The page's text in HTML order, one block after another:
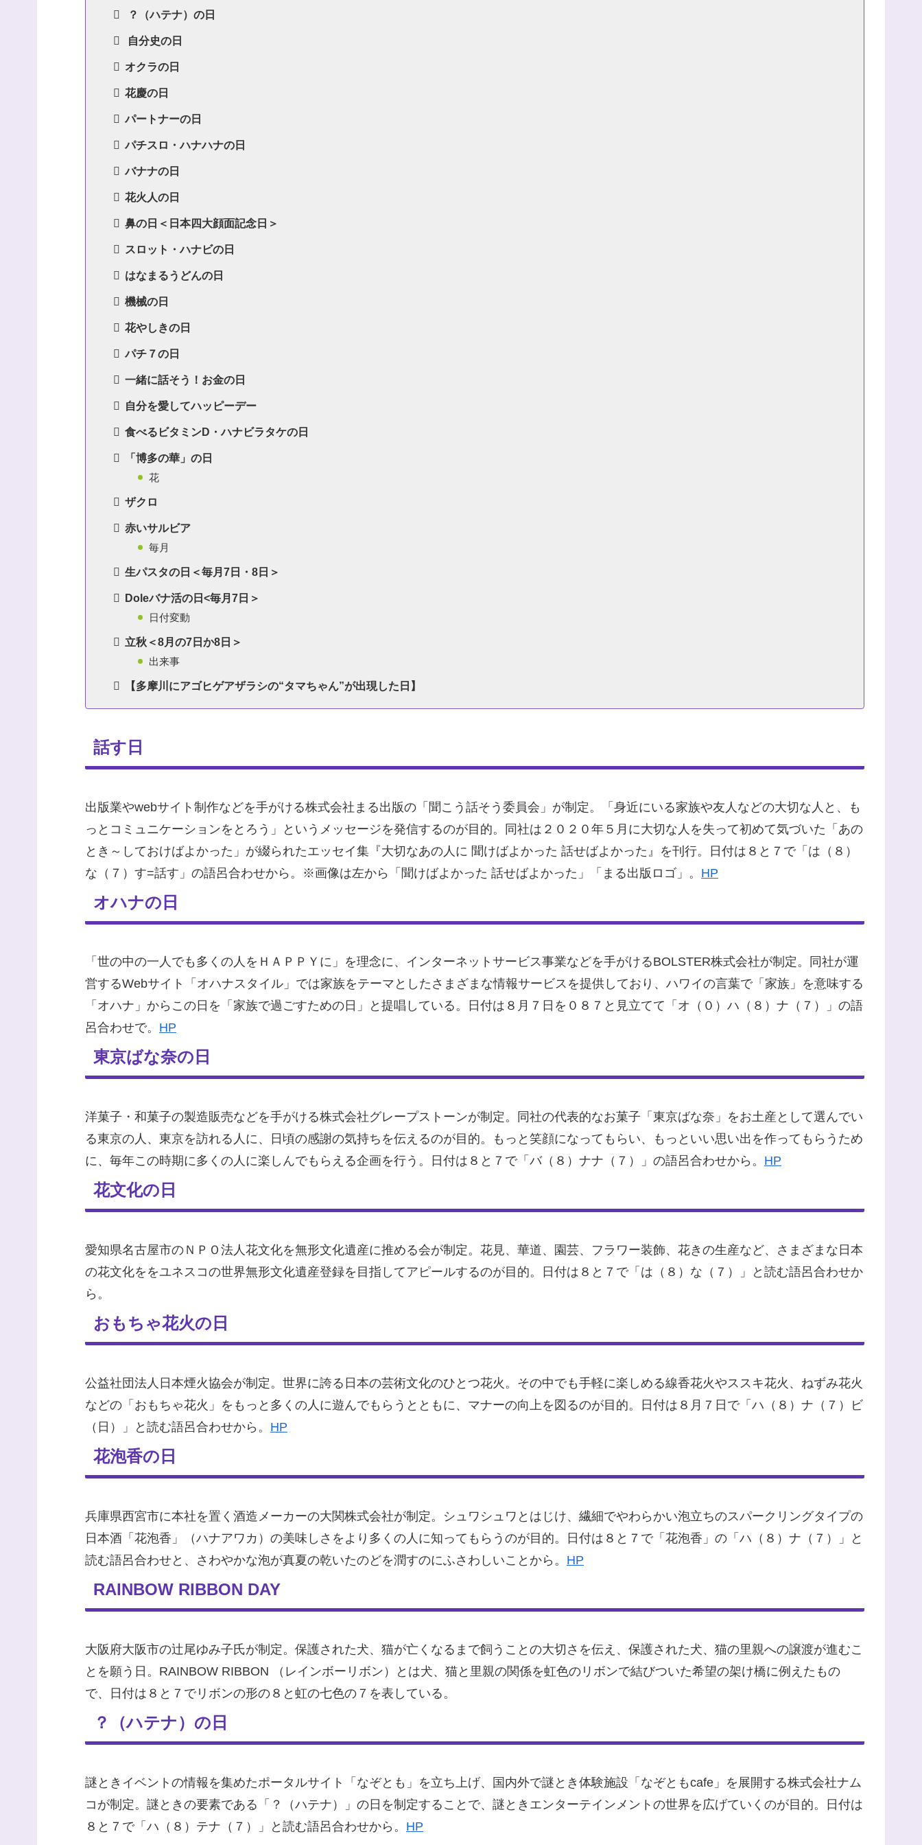
？（ハテナ）の日
自分史の日
オクラの日
花慶の日
パートナーの日
パチスロ・ハナハナの日
バナナの日
花火人の日
鼻の日＜日本四大顔面記念日＞
スロット・ハナビの日
はなまるうどんの日
機械の日
花やしきの日
パチ７の日
一緒に話そう！お金の日
自分を愛してハッピーデー
食べるビタミンD・ハナビラタケの日
「博多の華」の日
花
ザクロ
赤いサルビア
毎月
生パスタの日＜毎月7日・8日＞
Doleバナ活の日<毎月7日＞
日付変動
立秋＜8月の7日か8日＞
出来事
【多摩川にアゴヒゲアザラシの“タマちゃん”が出現した日】
話す日
出版業やwebサイト制作などを手がける株式会社まる出版の「聞こう話そう委員会」が制定。「身近にいる家族や友人などの大切な人と、も
っとコミュニケーションをとろう」というメッセージを発信するのが目的。同社は２０２０年５月に大切な人を失って初めて気づいた「あの
とき～しておけばよかった」が綴られたエッセイ集『大切なあの人に 聞けばよかった 話せばよかった』を刊行。日付は８と７で「は（８）
な（７）す=話す」の語呂合わせから。※画像は左から「聞けばよかった 話せばよかった」「まる出版ロゴ」。 HP
オハナの日
「世の中の一人でも多くの人をＨＡＰＰＹに」を理念に、インターネットサービス事業などを手がけるBOLSTER株式会社が制定。同社が運
営するWebサイト「オハナスタイル」では家族をテーマとしたさまざまな情報サービスを提供しており、ハワイの言葉で「家族」を意味する
「オハナ」からこの日を「家族で過ごすための日」と提唱している。日付は８月７日を０８７と見立てて「オ（０）ハ（８）ナ（７）」の語
呂合わせで。 HP
東京ばな奈の日
洋菓子・和菓子の製造販売などを手がける株式会社グレープストーンが制定。同社の代表的なお菓子「東京ばな奈」をお土産として選んでい
る東京の人、東京を訪れる人に、日頃の感謝の気持ちを伝えるのが目的。もっと笑顔になってもらい、もっといい思い出を作ってもらうため
に、毎年この時期に多くの人に楽しんでもらえる企画を行う。日付は８と７で「バ（８）ナナ（７）」の語呂合わせから。 HP
花文化の日
愛知県名古屋市のＮＰＯ法人花文化を無形文化遺産に推める会が制定。花見、華道、園芸、フラワー装飾、花きの生産など、さまざまな日本
の花文化ををユネスコの世界無形文化遺産登録を目指してアピールするのが目的。日付は８と７で「は（８）な（７）」と読む語呂合わせか
ら。
おもちゃ花火の日
公益社団法人日本煙火協会が制定。世界に誇る日本の芸術文化のひとつ花火。その中でも手軽に楽しめる線香花火やススキ花火、ねずみ花火
などの「おもちゃ花火」をもっと多くの人に遊んでもらうとともに、マナーの向上を図るのが目的。日付は８月７日で「ハ（８）ナ（７）ビ
（日）」と読む語呂合わせから。 HP
花泡香の日
兵庫県西宮市に本社を置く酒造メーカーの大関株式会社が制定。シュワシュワとはじけ、繊細でやわらかい泡立ちのスパークリングタイプの
日本酒「花泡香」（ハナアワカ）の美味しさをより多くの人に知ってもらうのが目的。日付は８と７で「花泡香」の「ハ（８）ナ（７）」と
読む語呂合わせと、さわやかな泡が真夏の乾いたのどを潤すのにふさわしいことから。 HP
RAINBOW RIBBON DAY
大阪府大阪市の辻尾ゆみ子氏が制定。保護された犬、猫が亡くなるまで飼うことの大切さを伝え、保護された犬、猫の里親への譲渡が進むこ
とを願う日。RAINBOW RIBBON （レインボーリボン）とは犬、猫と里親の関係を虹色のリボンで結びついた希望の架け橋に例えたもの
で、日付は８と７でリボンの形の８と虹の七色の７を表している。
？（ハテナ）の日
謎ときイベントの情報を集めたポータルサイト「なぞとも」を立ち上げ、国内外で謎とき体験施設「なぞともcafe」を展開する株式会社ナム
コが制定。謎ときの要素である「？（ハテナ）」の日を制定することで、謎ときエンターテインメントの世界を広げていくのが目的。日付は
８と７で「ハ（８）テナ（７）」と読む語呂合わせから。 HP